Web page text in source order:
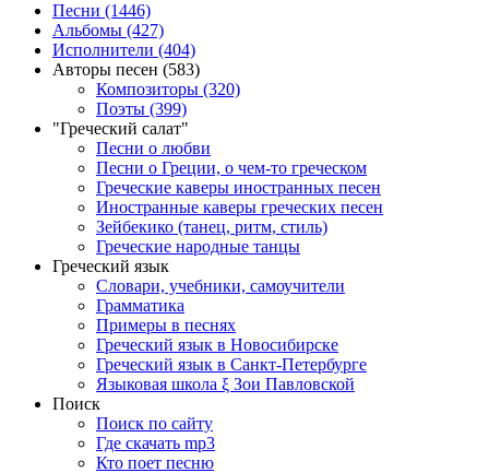
Песни (1446)
Альбомы (427)
Исполнители (404)
Авторы песен (583)
Композиторы (320)
Поэты (399)
"Греческий салат"
Песни о любви
Песни о Греции, о чем-то греческом
Греческие каверы иностранных песен
Иностранные каверы греческих песен
Зейбекико (танец, ритм, стиль)
Греческие народные танцы
Греческий язык
Словари, учебники, самоучители
Грамматика
Примеры в песнях
Греческий язык в Новосибирске
Греческий язык в Санкт-Петербурге
Языковая школа ξ Зои Павловской
Поиск
Поиск по сайту
Где скачать mp3
Кто поет песню